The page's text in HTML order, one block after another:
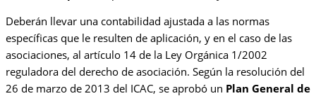
Deberán llevar una contabilidad ajustada a las normas
específicas que le resulten de aplicación, y en el caso de las
asociaciones, al artículo 14 de la Ley Orgánica 1/2002
reguladora del derecho de asociación. Según la resolución del
26 de marzo de 2013 del ICAC, se aprobó un Plan General de